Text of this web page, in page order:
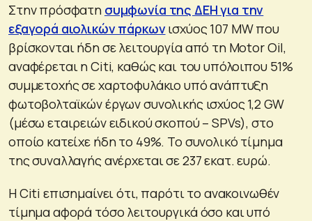
Στην πρόσφατη συμφωνία της ΔΕΗ για την
εξαγορά αιολικών πάρκωνισχύος 107 MW που
βρίσκονται ήδη σε λειτουργία από τη Motor Oil,
αναφέρεται η Citi, καθώς και του υπόλοιπου 51%
συμμετοχής σε χαρτοφυλάκιο υπό ανάπτυξη
φωτοβολταϊκών έργων συνολικής ισχύος 1,2 GW
(μέσω εταιρειών ειδικού σκοπού – SPVs), στο
οποίο κατείχε ήδη το 49%. Το συνολικό τίμημα
της συναλλαγής ανέρχεται σε 237 εκατ. ευρώ.
Η Citi επισημαίνει ότι, παρότι το ανακοινωθέν
τίμημα αφορά τόσο λειτουργικά όσο και υπό